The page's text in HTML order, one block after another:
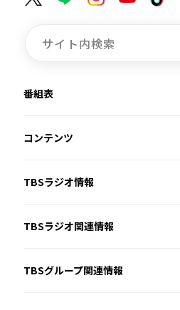
番組表
コンテンツ
TBSラジオ情報
TBSラジオ関連情報
TBSグループ関連情報